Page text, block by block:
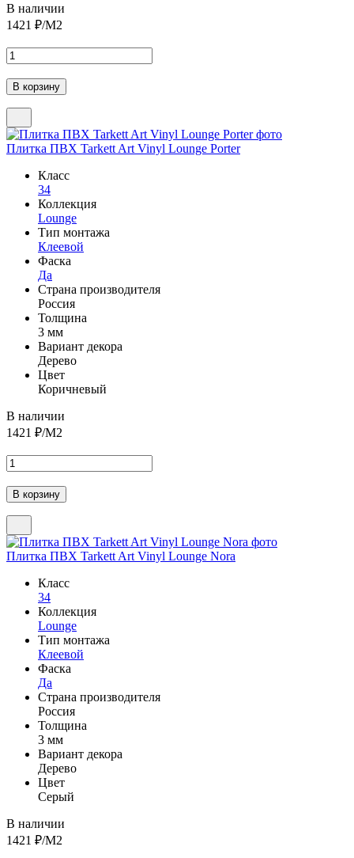
В наличии
1421 ₽/М2
Плитка ПВХ Tarkett Art Vinyl Lounge Porter
Класс
34
Коллекция
Lounge
Тип монтажа
Клеевой
Фаска
Да
Страна производителя
Россия
Толщина
3 мм
Вариант декора
Дерево
Цвет
Коричневый
В наличии
1421 ₽/М2
Плитка ПВХ Tarkett Art Vinyl Lounge Nora
Класс
34
Коллекция
Lounge
Тип монтажа
Клеевой
Фаска
Да
Страна производителя
Россия
Толщина
3 мм
Вариант декора
Дерево
Цвет
Серый
В наличии
1421 ₽/М2